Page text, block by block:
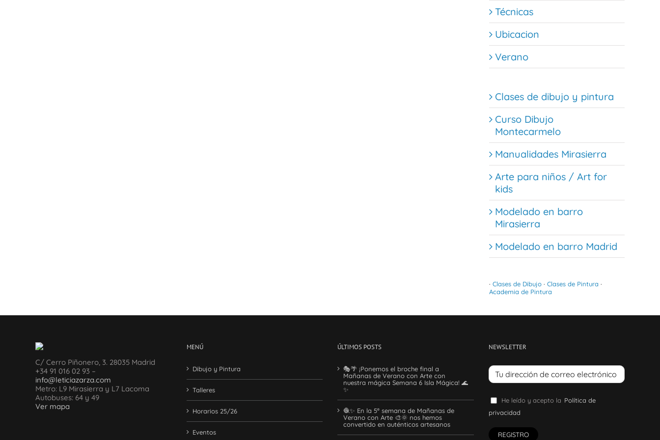
Técnicas
Ubicacion
Verano
Clases de dibujo y pintura
Curso Dibujo
Montecarmelo
Manualidades Mirasierra
Arte para niños / Art for
kids
Modelado en barro
Mirasierra
Modelado en barro Madrid
· Clases de Dibujo · Clases de Pintura ·
Academia de Pintura
C/ Cerro Piñonero, 3. 28035 Madrid
+34 91 016 02 93 –
info@leticiazarza.com
Metro: L9 Mirasierra y L7 Lacoma
Autobuses: 64 y 49
Ver mapa
MENÚ
Dibujo y Pintura
Talleres
Horarios 25/26
Eventos
ÚLTIMOS POSTS
🎭🌴 ¡Ponemos el broche final a
Mañanas de Verano con Arte con
nuestra mágica Semana 6 Isla Mágica! 🌊
✨
🧶✨ En la 5ª semana de Mañanas de
Verano con Arte 🎨🌞 nos hemos
convertido en auténticos artesanos
NEWSLETTER
He leído y acepto la Política de
privacidad